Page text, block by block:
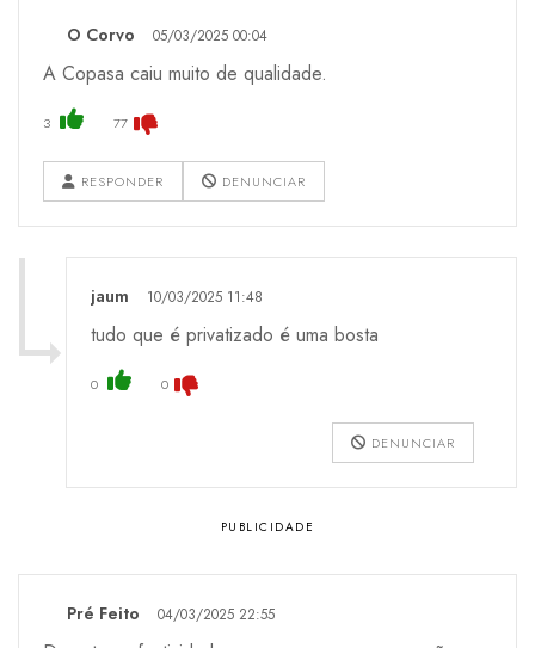
O Corvo 05/03/2025 00:04
A Copasa caiu muito de qualidade.
3 77
RESPONDER DENUNCIAR
jaum 10/03/2025 11:48
tudo que é privatizado é uma bosta
0 0
DENUNCIAR
Pré Feito 04/03/2025 22:55